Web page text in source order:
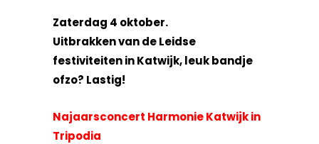
Zaterdag 4 oktober.
Uitbrakken van de Leidse
festiviteiten in Katwijk, leuk bandje
ofzo? Lastig!
Najaarsconcert Harmonie Katwijk in
Tripodia